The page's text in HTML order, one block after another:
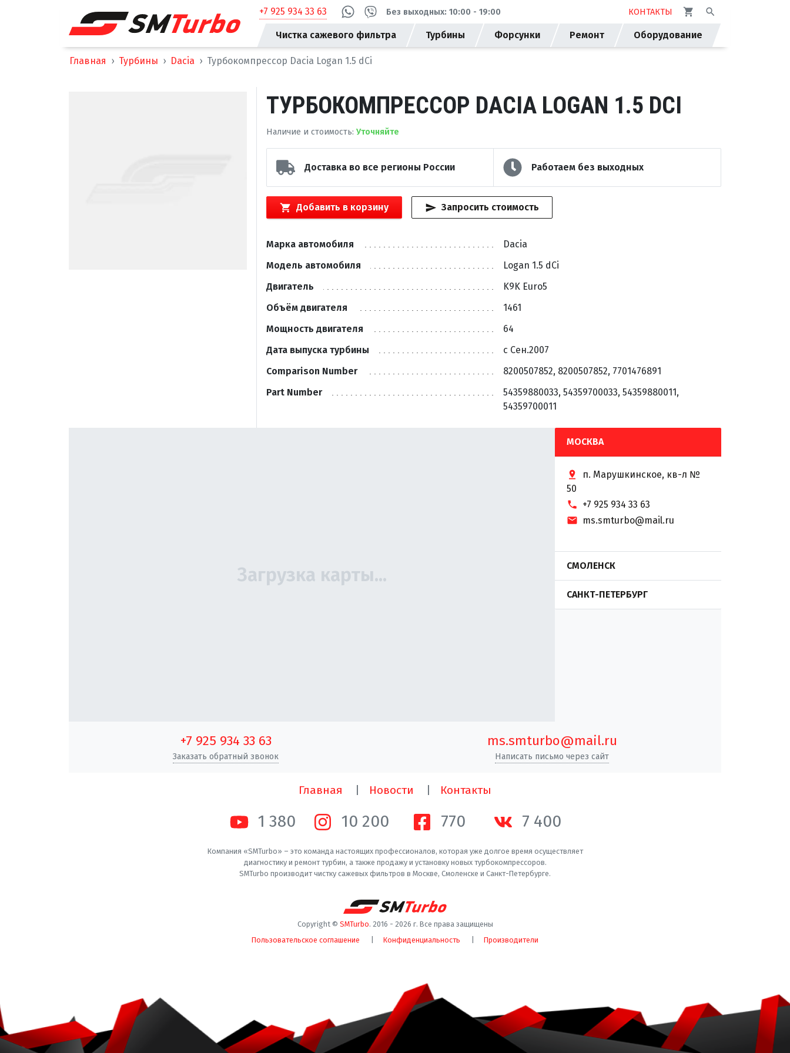
+7 925 934 33 63 Без выходных: 10:00 - 19:00 КОНТАКТЫ
Чистка сажевого фильтра Турбины Форсунки Ремонт Оборудование
Главная Турбины Dacia Турбокомпрессор Dacia Logan 1.5 dCi
ТУРБОКОМПРЕССОР DACIA LOGAN 1.5 DCI
Наличие и стоимость: Уточняйте
Доставка во все регионы России Работаем без выходных
Добавить в корзину Запросить стоимость
Марка автомобиля
Dacia
Модель автомобиля
Logan 1.5 dCi
Двигатель
K9K Euro5
Объём двигателя
1461
Мощность двигателя
64
Дата выпуска турбины
с Сен.2007
Comparison Number
8200507852, 8200507852, 7701476891
Part Number
54359880033, 54359700033, 54359880011,
54359700011
МОСКВА
п. Марушкинское, кв-л №
50
+7 925 934 33 63
ms.smturbo@mail.ru
СМОЛЕНСК
САНКТ-ПЕТЕРБУРГ
+7 925 934 33 63
Заказать обратный звонок
ms.smturbo@mail.ru
Написать письмо через сайт
Главная Новости Контакты
1 380 10 200 770 7 400
Компания «SMTurbo» – это команда настоящих профессионалов, которая уже долгое время осуществляет
диагностику и ремонт турбин, а также продажу и установку новых турбокомпрессоров.
SMTurbo производит чистку сажевых фильтров в Москве, Смоленске и Санкт-Петербурге.
Copyright © SMTurbo. 2016 - 2026 г. Все права защищены
Пользовательское соглашение
Конфиденциальность Производители